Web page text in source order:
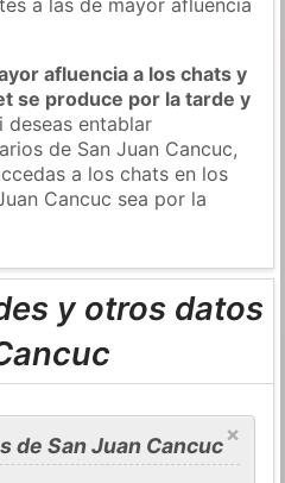
afluencia a los chats y
se produce por la tarde y
deseas entablar
de San Juan Cancuc,
a los chats en los
Cancuc sea por la
y otros datos
×
de San Juan Cancuc